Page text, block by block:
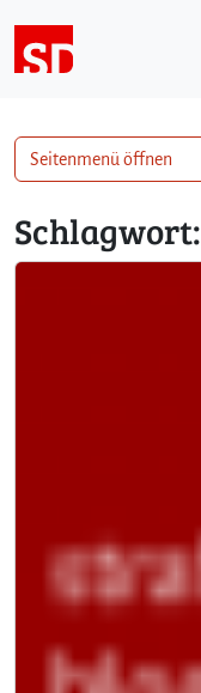
Schlagwort:
Seitenmenü öffnen